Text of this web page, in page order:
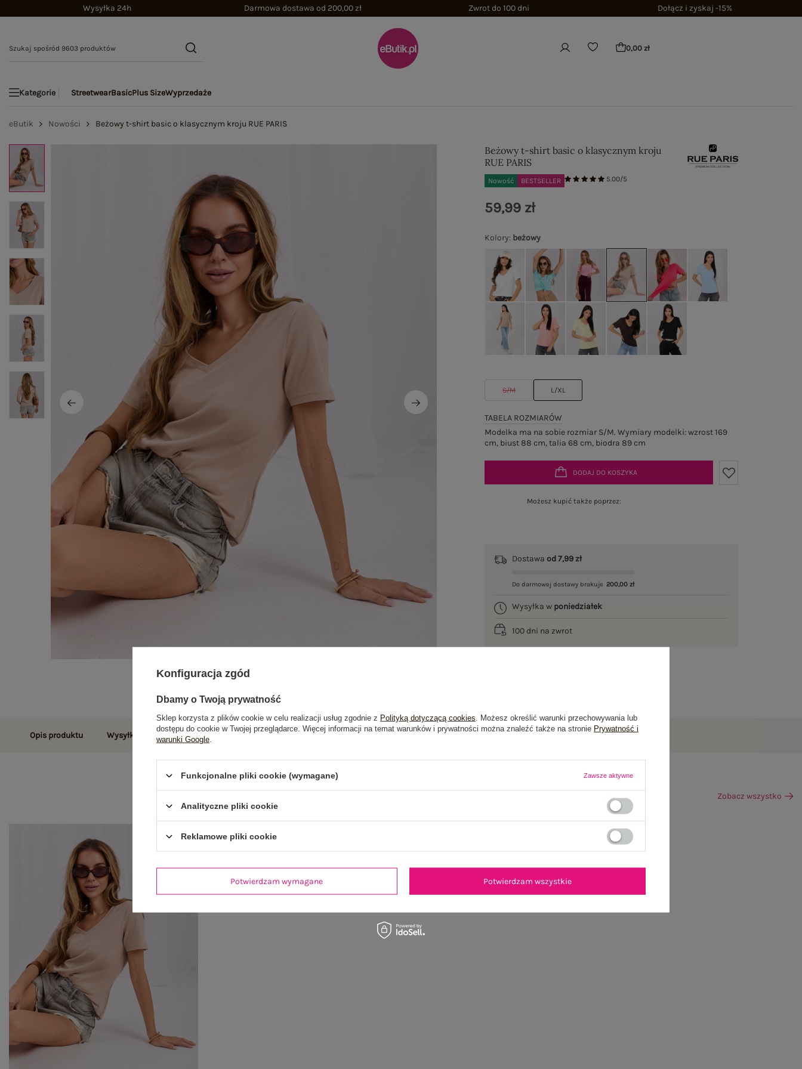
Wysyłka 24h Darmowa dostawa od 200,00 zł Zwrot do 100 dni Dołącz i zyskaj -15%
0,00 zł
Kategorie StreetwearBasicPlus SizeWyprzedaże
eButik Nowości Beżowy t-shirt basic o klasycznym kroju RUE PARIS
Beżowy t-shirt basic o klasycznym kroju
RUE PARIS
Nowość BESTSELLER 5.00/5
Kolory: beżowy
S/M L/XL
TABELA ROZMIARÓW
Modelka ma na sobie rozmiar S/M. Wymiary modelki: wzrost 169
cm, biust 88 cm, talia 68 cm, biodra 89 cm
59,99 zł
DODAJ DO KOSZYKA
Możesz kupić także poprzez:
Dostawaod 7,99 zł
Do darmowej dostawy brakuje 200,00 zł
Wysyłka w poniedziałek
100 dni na zwrot
Opis produktu Wysyłka i dostawa Zwroty i reklamacje Opinie o produkcie
Zobacz wszystko
Konfiguracja zgód
Dbamy o Twoją prywatność
Sklep korzysta z plików cookie w celu realizacji usług zgodnie z Polityką dotyczącą cookies . Możesz określić warunki przechowywania lub
dostępu do cookie w Twojej przeglądarce. Więcej informacji na temat warunków i prywatności można znaleźć także na stronie Prywatność i
warunki Google
Funkcjonalne pliki cookie (wymagane) Zawsze aktywne
Analityczne pliki cookie
Reklamowe pliki cookie
Potwierdzam wymagane Potwierdzam wszystkie